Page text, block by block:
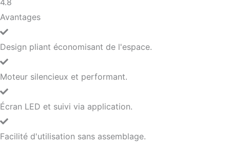
Avantages
Design pliant économisant de l'espace.
Moteur silencieux et performant.
Écran LED et suivi via application.
Facilité d'utilisation sans assemblage.